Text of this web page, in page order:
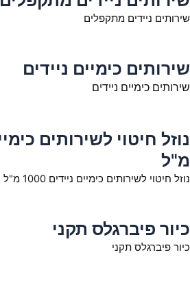
שירותים ניידים מתקפלים
שירותים כימיים ניידים
שירותים כימיים ניידים
מ"ל
נוזל חיטוי לשירותים כימיים ניידים 1000 מ"ל
כיור פיברגלס תקני
כיור פיברגלס תקני